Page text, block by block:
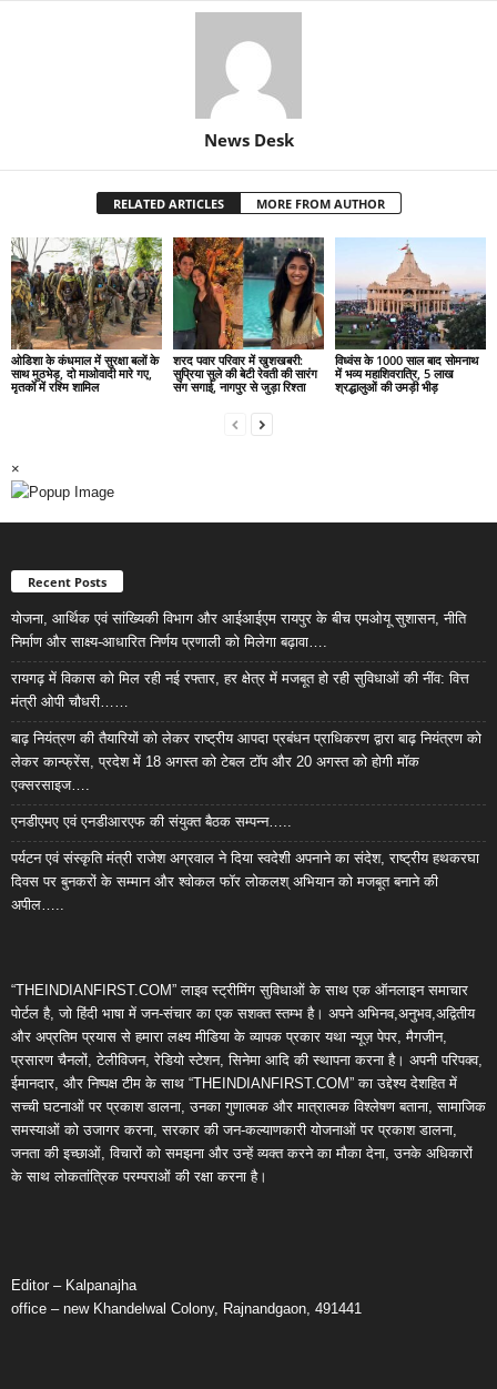
News Desk
RELATED ARTICLES MORE FROM AUTHOR
ओडिशा के कंधमाल में सुरक्षा बलों के
साथ मुठभेड़, दो माओवादी मारे गए,
मृतकों में रश्मि शामिल
शरद पवार परिवार में खुशखबरी:
सुप्रिया सुले की बेटी रेवती की सारंग
संग सगाई, नागपुर से जुड़ा रिश्ता
विध्वंस के 1000 साल बाद सोमनाथ
में भव्य महाशिवरात्रि, 5 लाख
श्रद्धालुओं की उमड़ी भीड़
×
Recent Posts
योजना, आर्थिक एवं सांख्यिकी विभाग और आईआईएम रायपुर के बीच एमओयू सुशासन, नीति
निर्माण और साक्ष्य-आधारित निर्णय प्रणाली को मिलेगा बढ़ावा….
रायगढ़ में विकास को मिल रही नई रफ्तार, हर क्षेत्र में मजबूत हो रही सुविधाओं की नींव: वित्त
मंत्री ओपी चौधरी……
बाढ़ नियंत्रण की तैयारियों को लेकर राष्ट्रीय आपदा प्रबंधन प्राधिकरण द्वारा बाढ़ नियंत्रण को
लेकर कान्फ्रेंस, प्रदेश में 18 अगस्त को टेबल टॉप और 20 अगस्त को होगी मॉक
एक्सरसाइज….
एनडीएमए एवं एनडीआरएफ की संयुक्त बैठक सम्पन्न…..
पर्यटन एवं संस्कृति मंत्री राजेश अग्रवाल ने दिया स्वदेशी अपनाने का संदेश, राष्ट्रीय हथकरघा
दिवस पर बुनकरों के सम्मान और श्वोकल फॉर लोकलश् अभियान को मजबूत बनाने की
अपील…..
“THEINDIANFIRST.COM” लाइव स्ट्रीमिंग सुविधाओं के साथ एक ऑनलाइन समाचार
पोर्टल है, जो हिंदी भाषा में जन-संचार का एक सशक्त स्तम्भ है। अपने अभिनव,अनुभव,अद्वितीय
और अप्रतिम प्रयास से हमारा लक्ष्य मीडिया के व्यापक प्रकार यथा न्यूज़ पेपर, मैगजीन,
प्रसारण चैनलों, टेलीविजन, रेडियो स्टेशन, सिनेमा आदि की स्थापना करना है। अपनी परिपक्व,
ईमानदार, और निष्पक्ष टीम के साथ “THEINDIANFIRST.COM” का उद्देश्य देशहित में
सच्ची घटनाओं पर प्रकाश डालना, उनका गुणात्मक और मात्रात्मक विश्लेषण बताना, सामाजिक
समस्याओं को उजागर करना, सरकार की जन-कल्याणकारी योजनाओं पर प्रकाश डालना,
जनता की इच्छाओं, विचारों को समझना और उन्हें व्यक्त करने का मौका देना, उनके अधिकारों
के साथ लोकतांत्रिक परम्पराओं की रक्षा करना है।
Editor – Kalpanajha
office – new Khandelwal Colony, Rajnandgaon, 491441